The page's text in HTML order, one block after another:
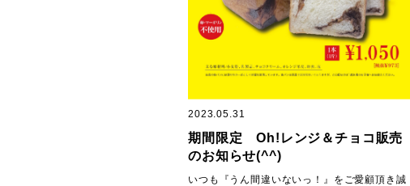
2023.05.31
期間限定 Oh!レンジ＆チョコ販売
のお知らせ(^^)
いつも『うん間違いないっ！』をご愛顧頂き誠